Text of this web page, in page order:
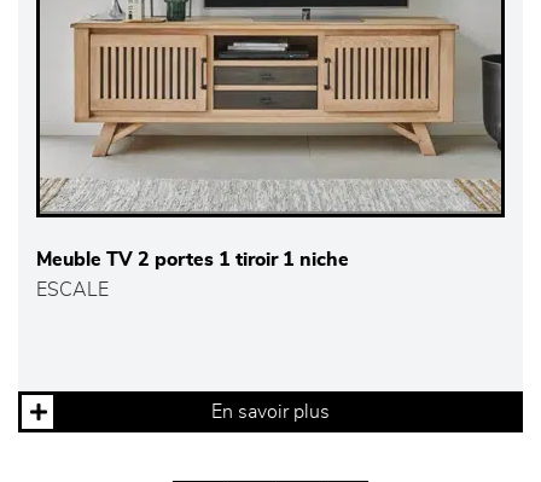
Meuble TV 2 portes 1 tiroir 1 niche
ESCALE
En savoir plus